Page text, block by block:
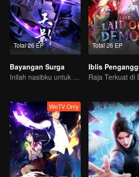
Total 26 EP
Bayangan Surga
Inilah nasibku untuk mengusir roh jahat dan iblis!
Total 26 EP
Iblis
WeTV Only